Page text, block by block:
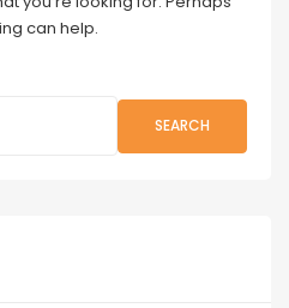
can help.
SEARCH